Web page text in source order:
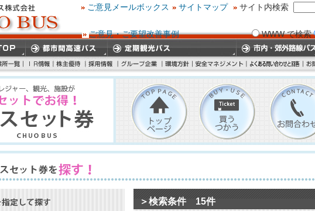
ご意見メールボックス サイトマップ サイト内検索
ご意見・ご要望改善事例 WWW で検索
＞検索条件 15件